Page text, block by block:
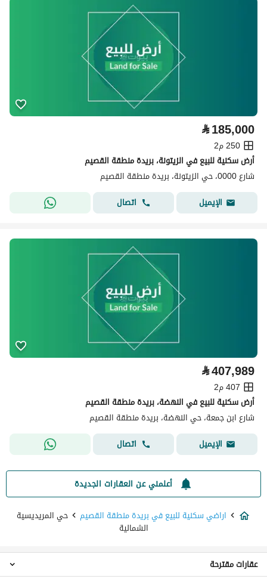
⃁185,000
250 م2
أرض سكنية للبيع في الزيتونة، بريدة منطقة القصيم
شارع 0000، حي الزيتونة، بريدة منطقة القصيم
الإيميل
اتصال
⃁407,989
407 م2
أرض سكنية للبيع في النهضة، بريدة منطقة القصيم
شارع ابن جمعة، حي النهضة، بريدة منطقة القصيم
الإيميل
اتصال
أعلمني عن العقارات الجديدة
اراضي سكنية للبيع في بريدة منطقة القصيم
حي المريديسية
الشمالية
عقارات مقترحة